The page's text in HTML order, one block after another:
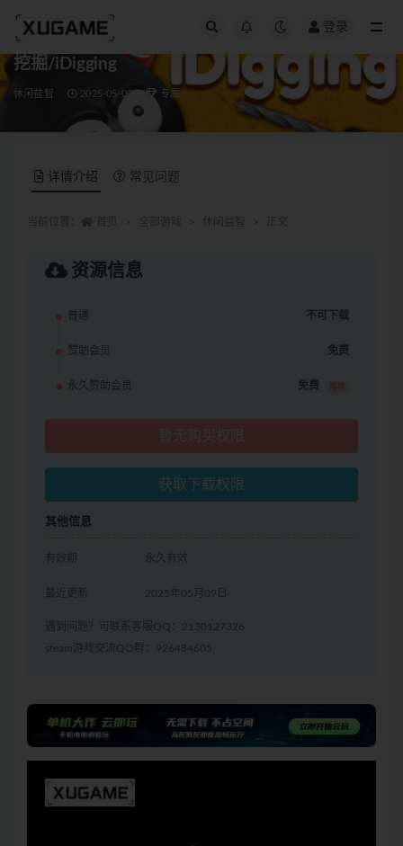
登录
挖掘/iDigging
休闲益智 2025-05-09 专属
详情介绍 常见问题
资源信息
普通 不可下载
赞助会员 免费
永久赞助会员 免费 推荐
获取下载权限
其他信息
有效期 永久有效
最近更新 2025年05月09日
遇到问题？可联系客服QQ：2130127326
steam游戏交流QQ群：926484605